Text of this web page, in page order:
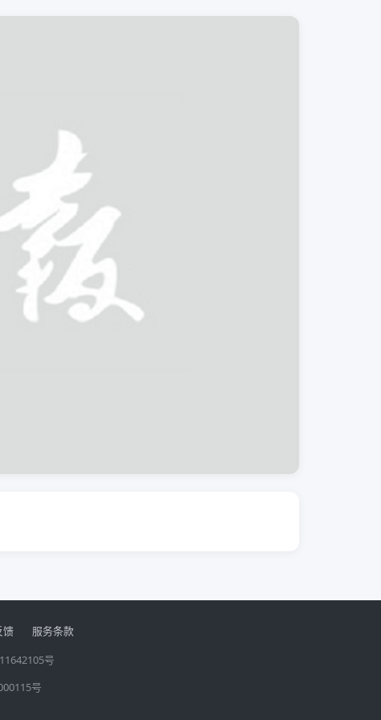
馈
服务条款
号
号